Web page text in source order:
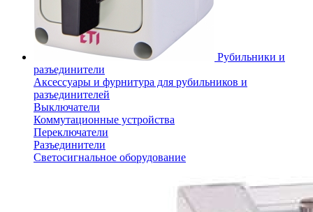
Рубильники и
разъединители
Аксессуары и фурнитура для рубильников и
разъединителей
Выключатели
Коммутационные устройства
Переключатели
Разъединители
Светосигнальное оборудование